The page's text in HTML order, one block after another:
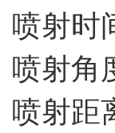
喷射时
喷射角
喷射距